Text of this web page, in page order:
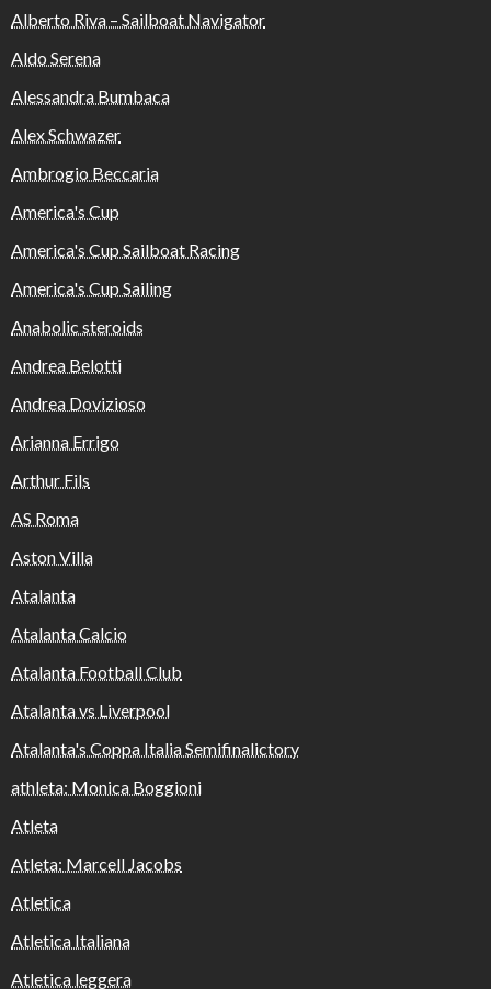
Alberto Riva – Sailboat Navigator
Aldo Serena
Alessandra Bumbaca
Alex Schwazer
Ambrogio Beccaria
America's Cup
America's Cup Sailboat Racing
America's Cup Sailing
Anabolic steroids
Andrea Belotti
Andrea Dovizioso
Arianna Errigo
Arthur Fils
AS Roma
Aston Villa
Atalanta
Atalanta Calcio
Atalanta Football Club
Atalanta vs Liverpool
Atalanta's Coppa Italia Semifinalictory
athleta: Monica Boggioni
Atleta
Atleta: Marcell Jacobs
Atletica
Atletica Italiana
Atletica leggera